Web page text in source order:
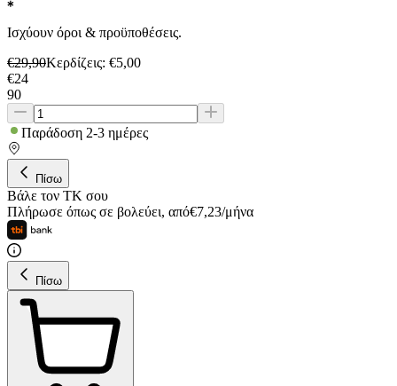
Ισχύουν όροι & προϋποθέσεις.
€29,90Κερδίζεις: €5,00
€24
90
Παράδοση 2-3 ημέρες
Πίσω
Βάλε τον ΤΚ σου
Πλήρωσε όπως σε βολεύει, από€7,23/μήνα
Πίσω